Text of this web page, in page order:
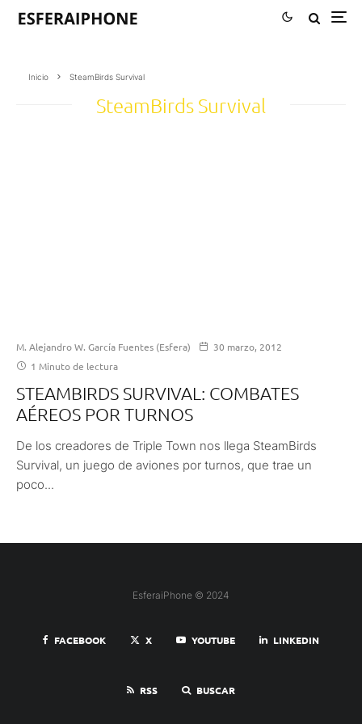
Inicio SteamBirds Survival
SteamBirds Survival
M. Alejandro W. García Fuentes (Esfera)
30 marzo, 2012
1 Minuto de lectura
STEAMBIRDS SURVIVAL: COMBATES
AÉREOS POR TURNOS
De los creadores de Triple Town nos llega SteamBirds
Survival, un juego de aviones por turnos, que trae un
poco...
EsferaiPhone © 2024
FACEBOOK X YOUTUBE LINKEDIN
RSS BUSCAR